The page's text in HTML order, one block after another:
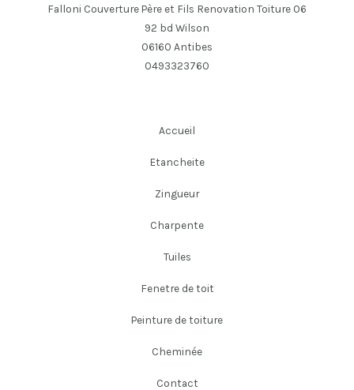
Falloni Couverture Père et Fils Renovation Toiture 06
92 bd Wilson
06160 Antibes
0493323760
Accueil
Etancheite
Zingueur
Charpente
Tuiles
Fenetre de toit
Peinture de toiture
Cheminée
Contact